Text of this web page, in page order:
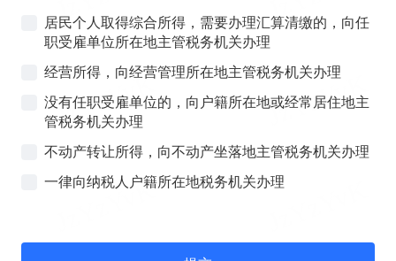
居民个人取得综合所得，需要办理汇算清缴的，向任
职受雇单位所在地主管税务机关办理
经营所得，向经营管理所在地主管税务机关办理
没有任职受雇单位的，向户籍所在地或经常居住地主
管税务机关办理
不动产转让所得，向不动产坐落地主管税务机关办理
一律向纳税人户籍所在地税务机关办理